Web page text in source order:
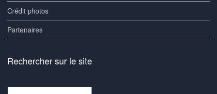
Crédit photos
Partenaires
Rechercher sur le site